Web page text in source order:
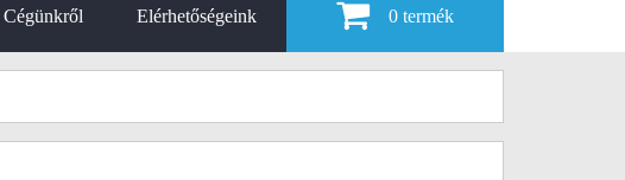
Cégünkről Elérhetőségeink 0 termék